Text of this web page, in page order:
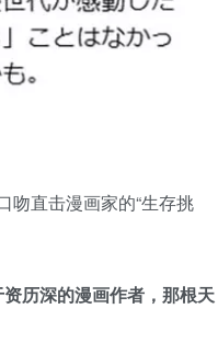
吻直击漫画家的“生存挑
历深的漫画作者，那根天